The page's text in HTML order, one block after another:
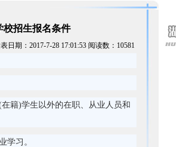
校招生报名条件
日期：2017-7-28 17:01:53 阅读数：10581
籍)学生以外的在职、从业人员和
学习。